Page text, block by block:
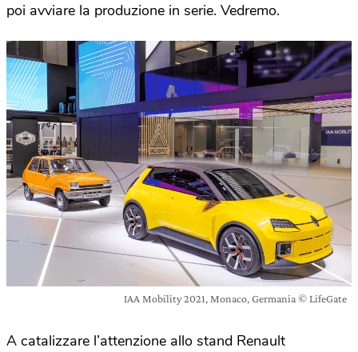
poi avviare la produzione in serie. Vedremo.
IAA Mobility 2021, Monaco, Germania © LifeGate
A catalizzare l’attenzione allo stand Renault